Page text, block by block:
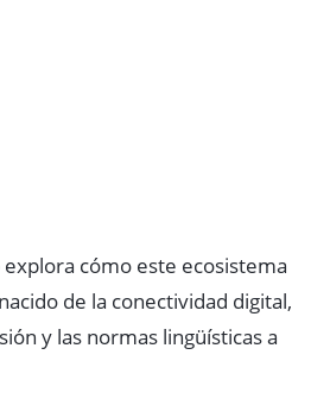
cómo este ecosistema
de la conectividad digital,
y las normas lingüísticas a